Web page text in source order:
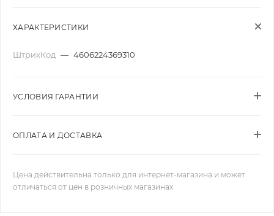
ХАРАКТЕРИСТИКИ
ШтрихКод — 4606224369310
УСЛОВИЯ ГАРАНТИИ
ОПЛАТА И ДОСТАВКА
Цена действительна только для интернет-магазина и может
отличаться от цен в розничных магазинах